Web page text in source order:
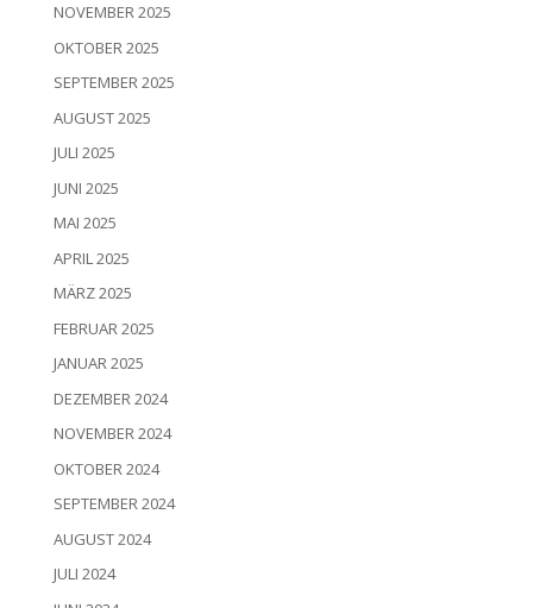
NOVEMBER 2025
OKTOBER 2025
SEPTEMBER 2025
AUGUST 2025
JULI 2025
JUNI 2025
MAI 2025
APRIL 2025
MÄRZ 2025
FEBRUAR 2025
JANUAR 2025
DEZEMBER 2024
NOVEMBER 2024
OKTOBER 2024
SEPTEMBER 2024
AUGUST 2024
JULI 2024